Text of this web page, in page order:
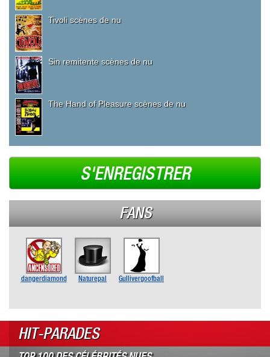
Tivoli scènes de nu
Sin remitente scènes de nu
The Hand of Pleasure scènes de nu
S'ENREGISTRER
FANS
dangerdiamond Naturepal Gullivergoofball
HIT-PARADES